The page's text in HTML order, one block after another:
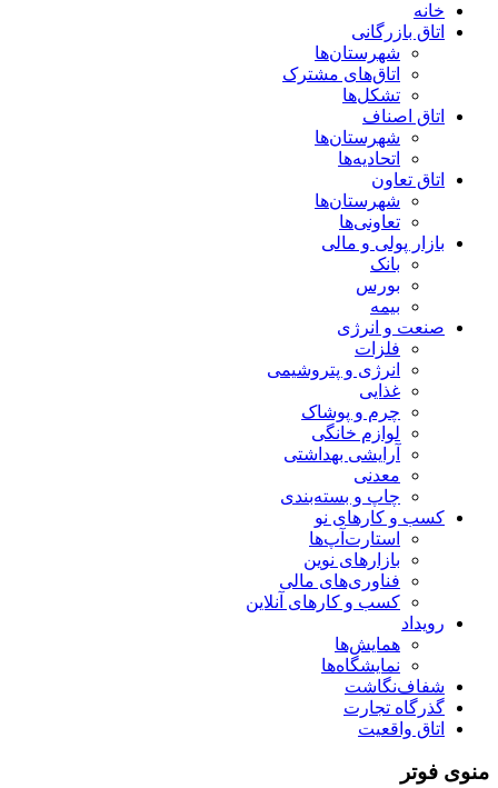
خانه
اتاق بازرگانی
شهرستان‌ها
اتاق‌های مشترک
تشکل‌ها
اتاق اصناف
شهرستان‌ها
اتحادیه‌ها
اتاق تعاون
شهرستان‌ها
تعاونی‌ها
بازار پولی و مالی
بانک
بورس
بیمه
صنعت و انرژی
فلزات
انرژی و پتروشیمی
غذایی
چرم و پوشاک
لوازم خانگی
آرایشی بهداشتی
معدنی
چاپ و بسته‌بندی
کسب و کارهای نو
استارت‌آپ‌ها
بازارهای نوین
فناوری‌های مالی
کسب و کارهای آنلاین
رویداد
همایش‌ها
نمایشگاه‌ها
شفاف‌نگاشت
گذرگاه تجارت
اتاق واقعیت
منوی فوتر